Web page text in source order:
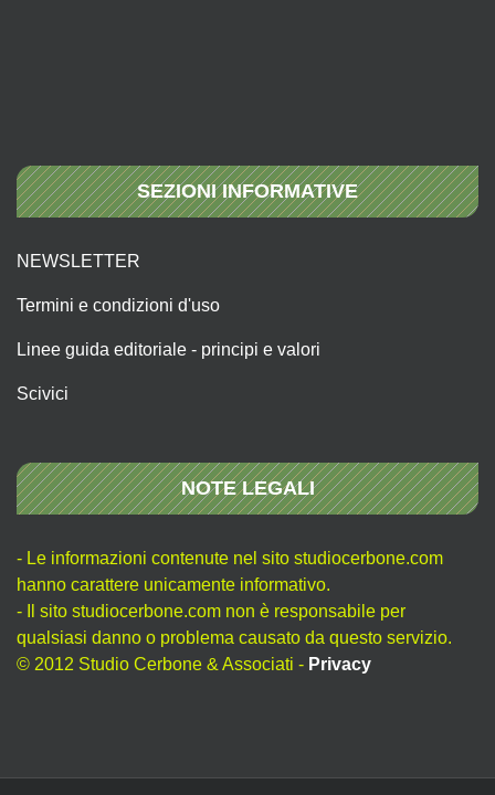
SEZIONI INFORMATIVE
NEWSLETTER
Termini e condizioni d'uso
Linee guida editoriale - principi e valori
Scivici
NOTE LEGALI
- Le informazioni contenute nel sito studiocerbone.com
hanno carattere unicamente informativo.
- Il sito studiocerbone.com non è responsabile per
qualsiasi danno o problema causato da questo servizio.
© 2012 Studio Cerbone & Associati - Privacy